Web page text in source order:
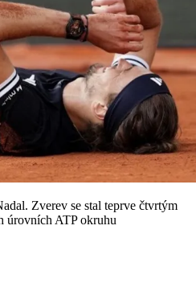
Zverev se stal teprve čtvrtým
úrovních ATP okruhu